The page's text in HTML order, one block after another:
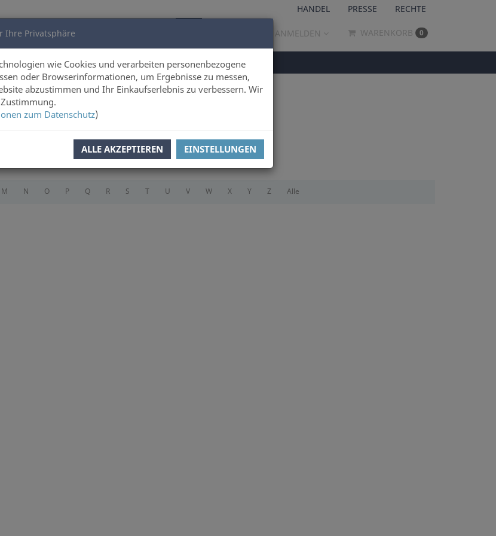
Ihre Privatsphäre
wie Cookies und verarbeiten personenbezogene
oder Browserinformationen, um Ergebnisse zu messen,
abzustimmen und Ihr Einkaufserlebnis zu verbessern. Wir
zum Datenschutz)
ALLE AKZEPTIEREN EINSTELLUNGEN
HANDEL PRESSE RECHTE
ANMELDEN WARENKORB 0
Über uns
M N O P Q R S T U V W X Y Z Alle